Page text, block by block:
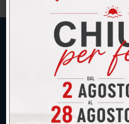
UNICA SEDE: CALCO (Lecco)
039.677.2778